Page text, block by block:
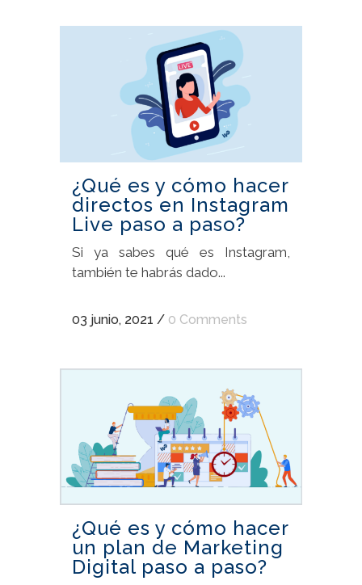
¿Qué es y cómo hacer
directos en Instagram
Live paso a paso?
Si ya sabes qué es Instagram,
también te habrás dado...
03 junio, 2021 / 0 Comments
¿Qué es y cómo hacer
un plan de Marketing
Digital paso a paso?